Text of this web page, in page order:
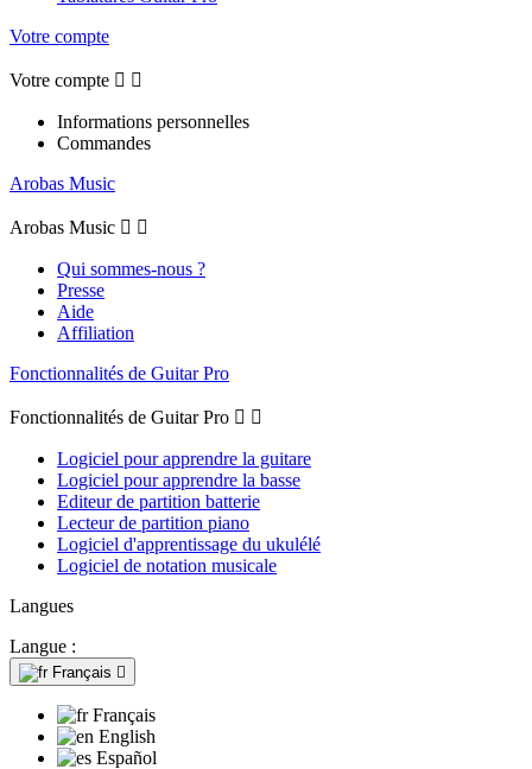
Votre compte
Votre compte  
Informations personnelles
Commandes
Arobas Music
Arobas Music  
Qui sommes-nous ?
Presse
Aide
Affiliation
Fonctionnalités de Guitar Pro
Fonctionnalités de Guitar Pro  
Logiciel pour apprendre la guitare
Logiciel pour apprendre la basse
Editeur de partition batterie
Lecteur de partition piano
Logiciel d'apprentissage du ukulélé
Logiciel de notation musicale
Langues
Langue :
Français 
Français
English
Español